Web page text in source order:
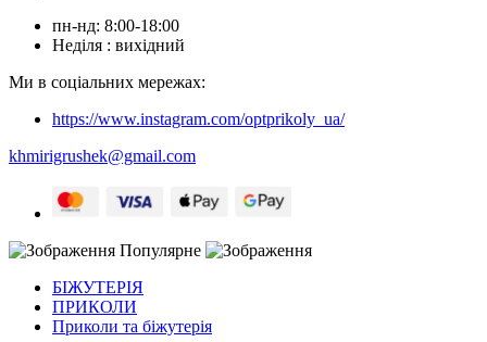
пн-нд: 8:00-18:00
Неділя : вихідний
Ми в соціальних мережах:
https://www.instagram.com/optprikoly_ua/
khmirigrushek@gmail.com
Популярне
БІЖУТЕРІЯ
ПРИКОЛИ
Приколи та біжутерія